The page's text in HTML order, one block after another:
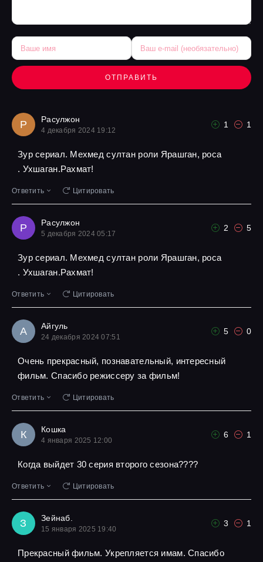
ОТПРАВИТЬ
Р Расулжон
4 декабря 2024 19:12
1 1
Зур сериал. Мехмед султан роли Ярашган, роса
. Ухшаган.Рахмат!
Ответить Цитировать
Р Расулжон
5 декабря 2024 05:17
2 5
Зур сериал. Мехмед султан роли Ярашган, роса
. Ухшаган.Рахмат!
Ответить Цитировать
А Айгуль
24 декабря 2024 07:51
5 0
Очень прекрасный, познавательный, интересный
фильм. Спасибо режиссеру за фильм!
Ответить Цитировать
К Кошка
4 января 2025 12:00
6 1
Когда выйдет 30 серия второго сезона????
Ответить Цитировать
З Зейнаб.
15 января 2025 19:40
3 1
Прекрасный фильм. Укрепляется имам. Спасибо